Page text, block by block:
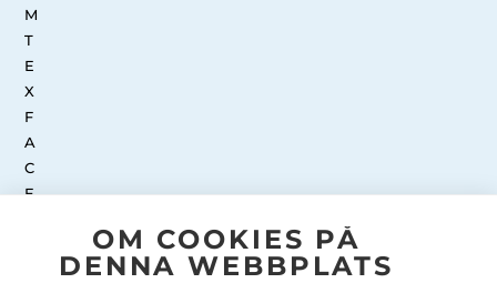
OM COOKIES PÅ
DENNA WEBBPLATS